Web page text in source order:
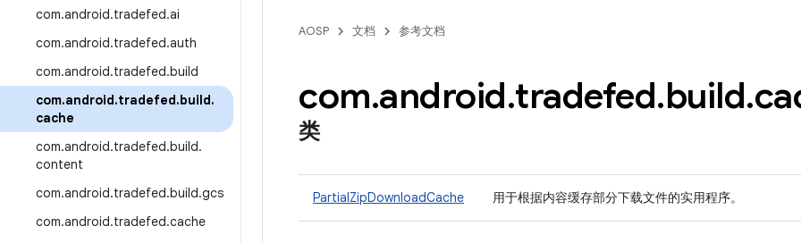
com.android.tradefed.ai
com.android.tradefed.auth
com.android.tradefed.build
com.android.tradefed.build.
cache
com.android.tradefed.build.
content
com.android.tradefed.build.gcs
com.android.tradefed.cache
AOSP 文档 参考文档
com.android.tradefed.build.
类
PartialZipDownloadCache 用于根据内容缓存部分下载文件的实用程序。